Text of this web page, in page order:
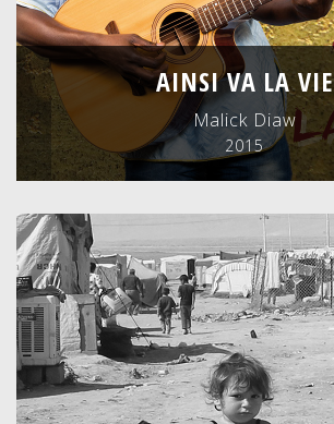
AINSI VA LA VIE
Malick Diaw
2015